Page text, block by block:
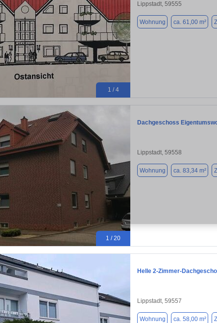
1 / 4
Lippstadt, 59555
Wohnung ca. 61,00 m²
1 / 20
Dachgeschoss
Lippstadt, 59558
Wohnung ca. 83,34 m²
Helle 2-Zimmer-
Lippstadt, 59557
Wohnung ca. 58,00 m²